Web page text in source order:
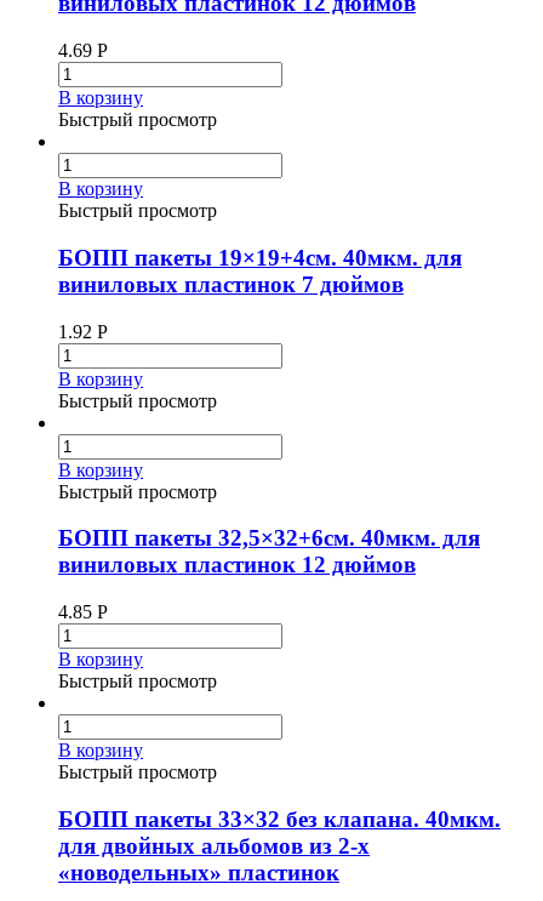
4.69 Р
В корзину
Быстрый просмотр
В корзину
Быстрый просмотр
БОПП пакеты 19×19+4см. 40мкм. для
виниловых пластинок 7 дюймов
1.92 Р
В корзину
Быстрый просмотр
В корзину
Быстрый просмотр
БОПП пакеты 32,5×32+6см. 40мкм. для
виниловых пластинок 12 дюймов
4.85 Р
В корзину
Быстрый просмотр
В корзину
Быстрый просмотр
БОПП пакеты 33×32 без клапана. 40мкм.
для двойных альбомов из 2-х
«новодельных» пластинок